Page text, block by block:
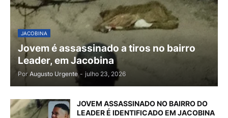
JACOBINA
Jovem é assassinado a tiros no bairro
Leader, em Jacobina
Por Augusto Urgente - julho 23, 2026
JOVEM ASSASSINADO NO BAIRRO DO
LEADER É IDENTIFICADO EM JACOBINA